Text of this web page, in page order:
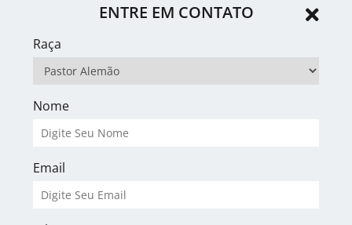
ENTRE EM CONTATO
Raça
Nome
Email